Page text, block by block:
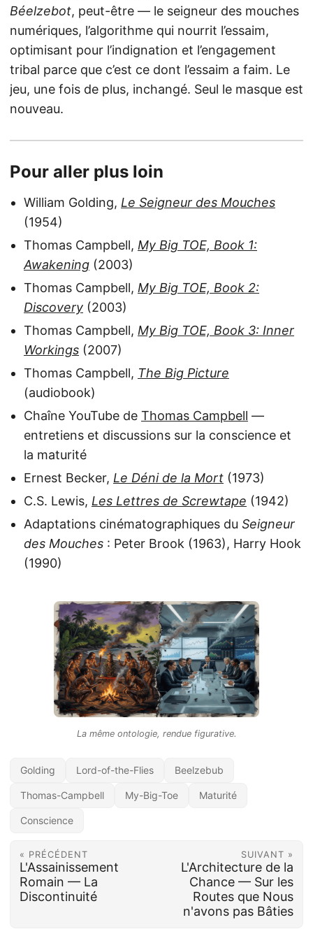
Béelzebot, peut-être — le seigneur des mouches
numériques, l’algorithme qui nourrit l’essaim,
optimisant pour l’indignation et l’engagement
tribal parce que c’est ce dont l’essaim a faim. Le
jeu, une fois de plus, inchangé. Seul le masque est
nouveau.
Pour aller plus loin
William Golding, Le Seigneur des Mouches
(1954)
Thomas Campbell, My Big TOE, Book 1:
Awakening (2003)
Thomas Campbell, My Big TOE, Book 2:
Discovery (2003)
Thomas Campbell, My Big TOE, Book 3: Inner
Workings (2007)
Thomas Campbell, The Big Picture
(audiobook)
Chaîne YouTube de Thomas Campbell —
entretiens et discussions sur la conscience et
la maturité
Ernest Becker, Le Déni de la Mort (1973)
C.S. Lewis, Les Lettres de Screwtape (1942)
Adaptations cinématographiques du Seigneur
des Mouches : Peter Brook (1963), Harry Hook
(1990)
La même ontologie, rendue figurative.
Golding Lord-of-the-Flies Beelzebub
Thomas-Campbell My-Big-Toe Maturité
Conscience
« PRÉCÉDENT
L'Assainissement
Romain — La
Discontinuité
SUIVANT »
L'Architecture de la
Chance — Sur les
Routes que Nous
n'avons pas Bâties